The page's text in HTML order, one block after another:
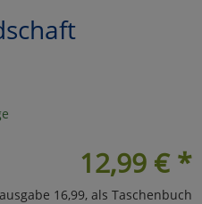
12,99 € *
16,99, als Taschenbuch
speichern